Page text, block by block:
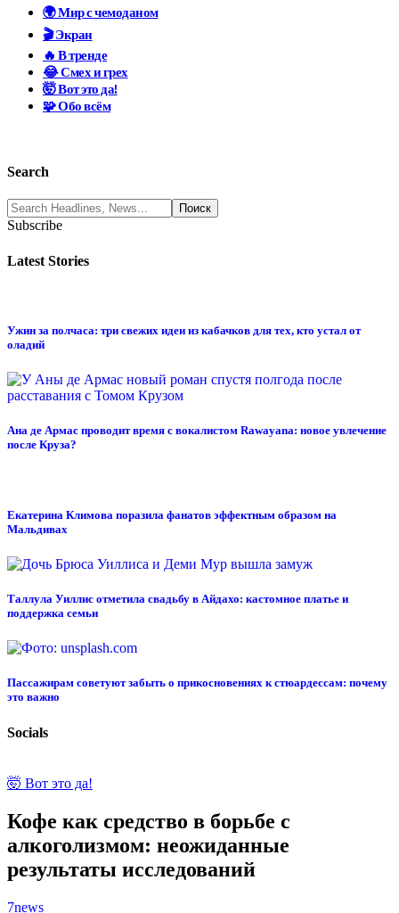
🌍 Мир с чемоданом
🎬 Экран
🔥 В тренде
😂 Смех и грех
🤯 Вот это да!
🧩 Обо всём
Search
Subscribe
Latest Stories
Ужин за полчаса: три свежих идеи из кабачков для тех, кто устал от
оладий
Ана де Армас проводит время с вокалистом Rawayana: новое увлечение
после Круза?
Екатерина Климова поразила фанатов эффектным образом на
Мальдивах
Таллула Уиллис отметила свадьбу в Айдахо: кастомное платье и
поддержка семьи
Пассажирам советуют забыть о прикосновениях к стюардессам: почему
это важно
Socials
🤯 Вот это да!
Кофе как средство в борьбе с
алкоголизмом: неожиданные
результаты исследований
7news